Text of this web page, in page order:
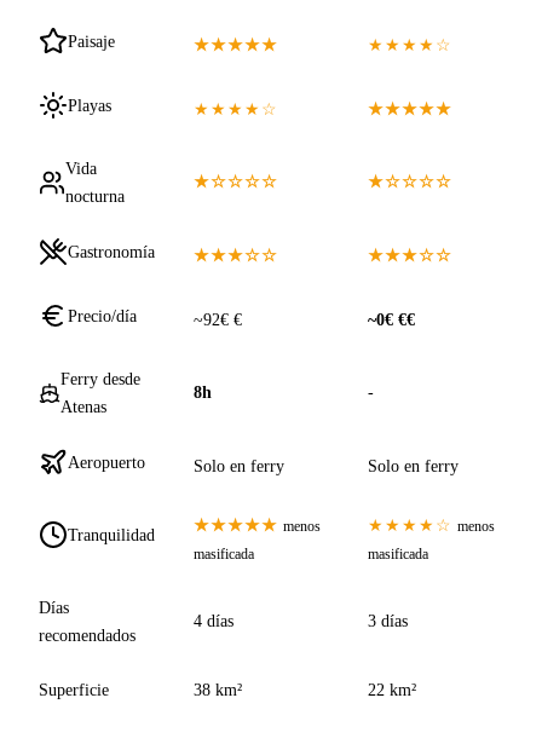
Paisaje ★★★★★ ★★★★☆
Playas ★★★★☆ ★★★★★
Vida
nocturna
★☆☆☆☆ ★☆☆☆☆
Gastronomía ★★★☆☆ ★★★☆☆
Precio/día ~92€ € ~0€ €€
Ferry desde
Atenas
8h -
Aeropuerto Solo en ferry Solo en ferry
Tranquilidad ★★★★★ menos
masificada
★★★★☆ menos
masificada
Días
recomendados
4 días 3 días
Superficie 38 km² 22 km²